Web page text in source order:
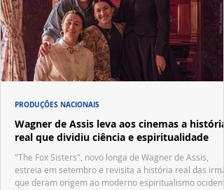
Wagner de Assis leva aos cinemas a história
real que dividiu ciência e espiritualidade
"The Fox Sisters", novo longa de Wagner de Assis,
estreia em setembro e revisita a história real das
que deram origem ao moderno espiritualismo
PRODUÇÕES NACIONAIS